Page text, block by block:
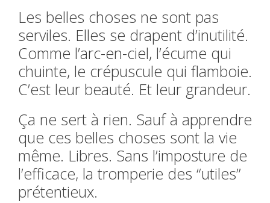
Les belles choses ne sont pas
serviles. Elles se drapent d’inutilité.
Comme l’arc-en-ciel, l’écume qui
chuinte, le crépuscule qui flamboie.
C’est leur beauté. Et leur grandeur.
Ça ne sert à rien. Sauf à apprendre
que ces belles choses sont la vie
même. Libres. Sans l’imposture de
l’efficace, la tromperie des “utiles”
prétentieux.